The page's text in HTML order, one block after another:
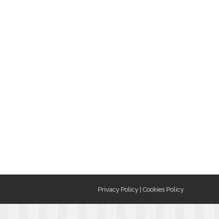
Privacy Policy | Cookies Policy